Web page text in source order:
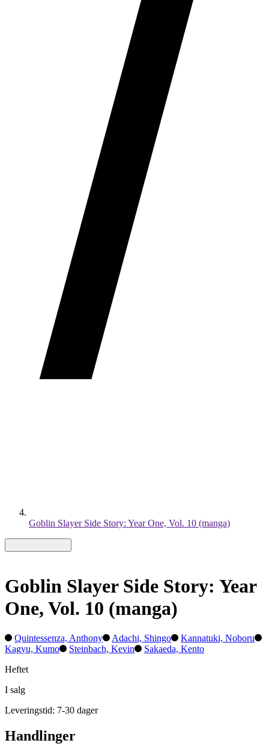
Goblin Slayer Side Story: Year One, Vol. 10 (manga)
Goblin Slayer Side Story: Year
One, Vol. 10 (manga)
Quintessenza, Anthony Adachi, Shingo
Kannatuki, Noboru
Kagyu, Kumo
Steinbach, Kevin
Sakaeda, Kento
Heftet
I salg
Leveringstid: 7-30 dager
Handlinger